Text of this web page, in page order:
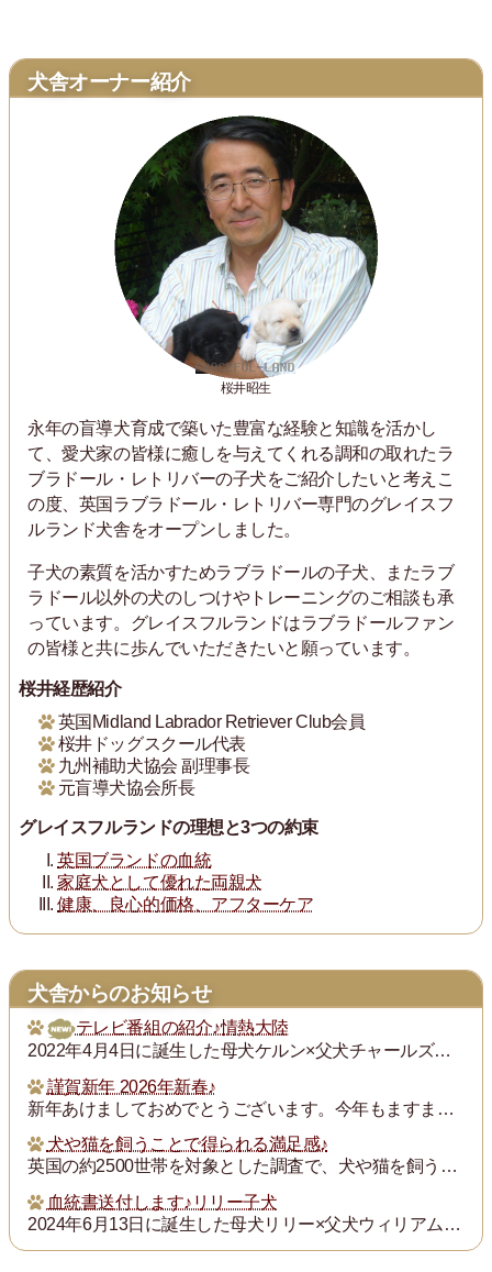
犬舎オーナー紹介
桜井昭生
永年の盲導犬育成で築いた豊富な経験と知識を活かし
て、愛犬家の皆様に癒しを与えてくれる調和の取れたラ
ブラドール・レトリバーの子犬をご紹介したいと考えこ
の度、英国ラブラドール・レトリバー専門のグレイスフ
ルランド犬舎をオープンしました。
子犬の素質を活かすためラブラドールの子犬、またラブ
ラドール以外の犬のしつけやトレーニングのご相談も承
っています。グレイスフルランドはラブラドールファン
の皆様と共に歩んでいただきたいと願っています。
桜井経歴紹介
英国Midland Labrador Retriever Club会員
桜井ドッグスクール代表
九州補助犬協会 副理事長
元盲導犬協会所長
グレイスフルランドの理想と3つの約束
英国ブランドの血統
家庭犬として優れた両親犬
健康、良心的価格、アフターケア
犬舎からのお知らせ
テレビ番組の紹介♪情熱大陸
2022年4月4日に誕生した母犬ケルン×父犬チャールズの子犬チャンプ君の飼い主の次田さんが「情熱大陸」という番組で紹介されます。グレイスフルランドの子犬の飼い主...
謹賀新年 2026年新春♪
新年あけましておめでとうございます。今年もますます御健勝のこととお慶び申し上げます。また昨年は格別のご厚誼にあずかり、厚く御礼申し上げます。
犬や猫を飼うことで得られる満足感♪
英国の約2500世帯を対象とした調査で、犬や猫を飼うことで得られる満足度は、年収が7万ポンド（約1300万円）増えるのと同じとされたそうです。犬猫を飼っている人...
血統書送付します♪リリー子犬
2024年6月13日に誕生した母犬リリー×父犬ウィリアム子犬のの血統書を飼い主の皆様にお送りいたします。